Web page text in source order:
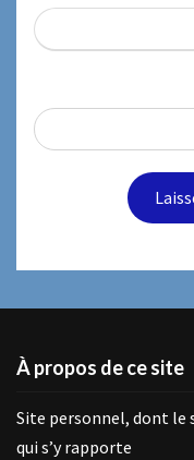
À propos de ce site
Site personnel, dont le
qui s’y rapporte